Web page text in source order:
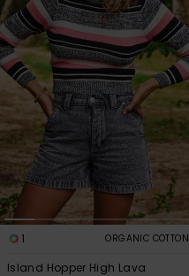
1 ORGANIC COTTON
Island Hopper High Lava